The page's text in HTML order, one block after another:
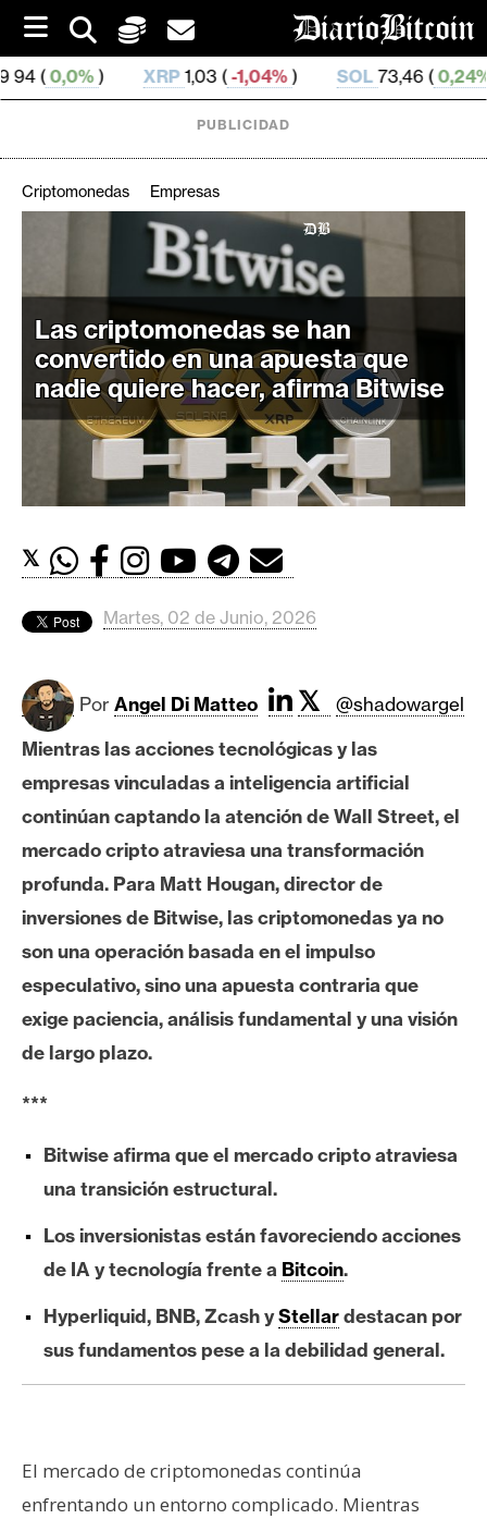
i
p
t
o
XRP1,03 ( -1,04%) SOL73,46 ( 0,24%) TRX
i
p
t
o
M
e
o
i
c
o
i
n
E
t
e
r
e
I
A
n
á
l
i
s
PUBLICIDAD
Criptomonedas Empresas
Las criptomonedas se han
convertido en una apuesta que
nadie quiere hacer, afirma Bitwise
𝕏
Martes, 02 de Junio, 2026
Por Angel Di Matteo 𝕏
@shadowargel
Mientras las acciones tecnológicas y las
empresas vinculadas a inteligencia artificial
continúan captando la atención de Wall Street, el
mercado cripto atraviesa una transformación
profunda. Para Matt Hougan, director de
inversiones de Bitwise, las criptomonedas ya no
son una operación basada en el impulso
especulativo, sino una apuesta contraria que
exige paciencia, análisis fundamental y una visión
de largo plazo.
***
Bitwise afirma que el mercado cripto atraviesa
una transición estructural.
Los inversionistas están favoreciendo acciones
de IA y tecnología frente a Bitcoin.
Hyperliquid, BNB, Zcash yStellardestacan por
sus fundamentos pese a la debilidad general.
El mercado de criptomonedas continúa
enfrentando un entorno complicado. Mientras